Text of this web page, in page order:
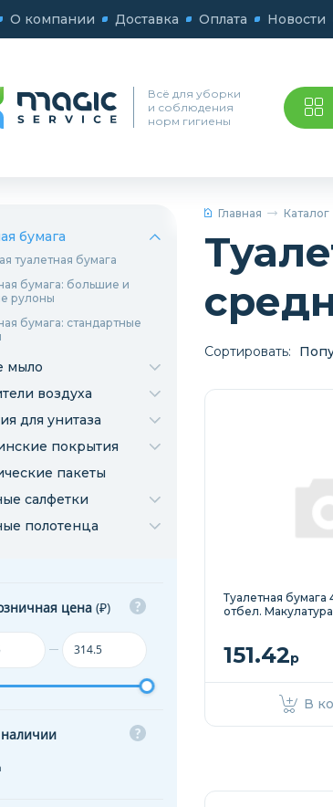
О компании Доставка Оплата Новости
Всё для уборки
и соблюдения
норм гигиены
бумага
туалетная бумага
бумага: большие и
рулоны
бумага: стандартные
мыло
воздуха
для унитаза
покрытия
пакеты
салфетки
полотенца
цена (₽)
Главная Каталог
Сортировать:
Туалетная бумага
отбел.
151.42р
В